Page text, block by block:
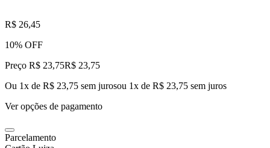
R$ 26,45
10% OFF
Preço R$ 23,75R$ 23,75
Ou 1x de R$ 23,75 sem jurosou 1x de R$ 23,75 sem juros
Ver opções de pagamento
Parcelamento